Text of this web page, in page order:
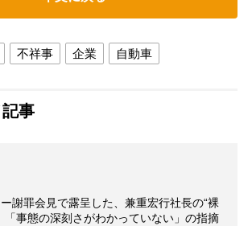
不祥事 企業 自動車
事
謝罪会見で露呈した、兼重宏行社長の“裸
事態の深刻さがわかっていない」の指摘